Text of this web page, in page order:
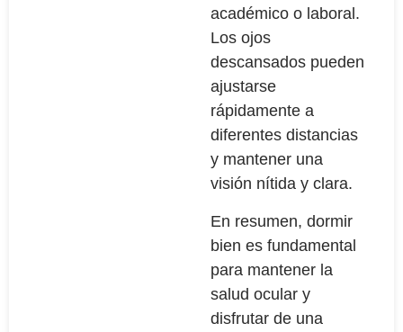
académico o laboral.
Los ojos
descansados pueden
ajustarse
rápidamente a
diferentes distancias
y mantener una
visión nítida y clara.
En resumen, dormir
bien es fundamental
para mantener la
salud ocular y
disfrutar de una